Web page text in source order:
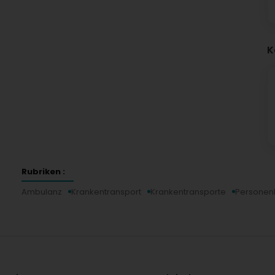
Rubriken :
Ambulanz
Krankentransport Krankentransporte